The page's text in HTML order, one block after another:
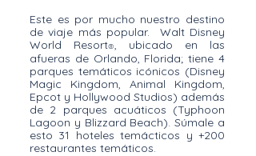
Este es por mucho nuestro destino
de viaje más popular. Walt Disney
World Resort®, ubicado en las
afueras de Orlando, Florida; tiene 4
parques temáticos icónicos (Disney
Magic Kingdom, Animal Kingdom,
Epcot y Hollywood Studios) además
de 2 parques acuáticos (Typhoon
Lagoon y Blizzard Beach). Súmale a
esto 31 hoteles temácticos y +200
restaurantes temáticos.